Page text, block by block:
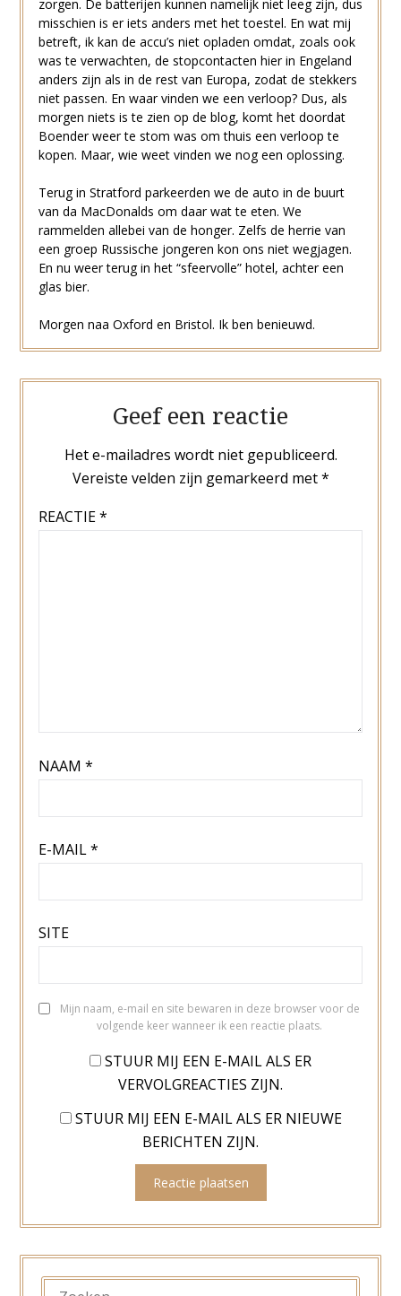
zorgen. De batterijen kunnen namelijk niet leeg zijn, dus
misschien is er iets anders met het toestel. En wat mij
betreft, ik kan de accu’s niet opladen omdat, zoals ook
was te verwachten, de stopcontacten hier in Engeland
anders zijn als in de rest van Europa, zodat de stekkers
niet passen. En waar vinden we een verloop? Dus, als
morgen niets is te zien op de blog, komt het doordat
Boender weer te stom was om thuis een verloop te
kopen. Maar, wie weet vinden we nog een oplossing.
Terug in Stratford parkeerden we de auto in de buurt
van da MacDonalds om daar wat te eten. We
rammelden allebei van de honger. Zelfs de herrie van
een groep Russische jongeren kon ons niet wegjagen.
En nu weer terug in het “sfeervolle” hotel, achter een
glas bier.
Morgen naa Oxford en Bristol. Ik ben benieuwd.
Geef een reactie
Het e-mailadres wordt niet gepubliceerd.
Vereiste velden zijn gemarkeerd met*
REACTIE*
NAAM *
E-MAIL*
SITE
Mijn naam, e-mail en site bewaren in deze browser voor de
volgende keer wanneer ik een reactie plaats.
STUUR MIJ EEN E-MAIL ALS ER
VERVOLGREACTIES ZIJN.
STUUR MIJ EEN E-MAIL ALS ER NIEUWE
BERICHTEN ZIJN.